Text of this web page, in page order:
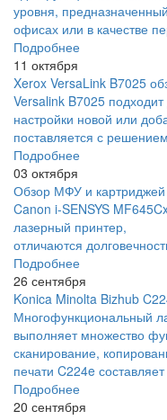
уровня,
офисах или в качестве
Подробнее
11 октября
Xerox VersaLink B7025
Versalink B7025
настройки новой или
поставляется с
Подробнее
03 октября
Обзор МФУ и картриджей
Canon i-SENSYS
лазерный принтер,
отличаются
Подробнее
26 сентября
Konica Minolta Bizhub
Многофункциональный
выполняет множество
сканирование,
печати C224e составляет
Подробнее
20 сентября